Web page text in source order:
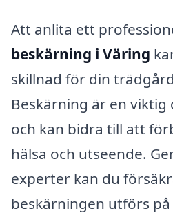
Att anlita ett
beskärning i Väring
skillnad för din
Beskärning är en viktig
och kan bidra till att
hälsa och utseende.
experter kan du
beskärningen utförs